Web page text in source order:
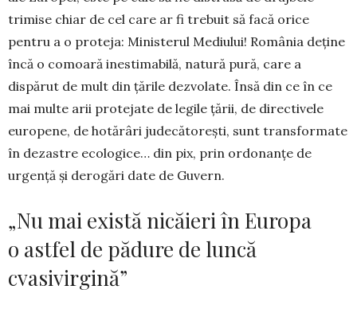
trimise chiar de cel care ar fi trebuit să facă orice
pentru a o proteja: Ministerul Mediului! România deține
încă o comoară inestimabilă, natură pură, care a
dispărut de mult din țările dezvolate. Însă din ce în ce
mai multe arii protejate de legile țării, de directivele
europene, de hotărâri judecătorești, sunt transformate
în dezastre ecologice… din pix, prin ordonanțe de
urgență și derogări date de Guvern.
„Nu mai există nicăieri în Europa
o astfel de pădure de luncă
cvasivirgină”